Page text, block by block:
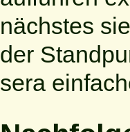
nächstes
der
sera